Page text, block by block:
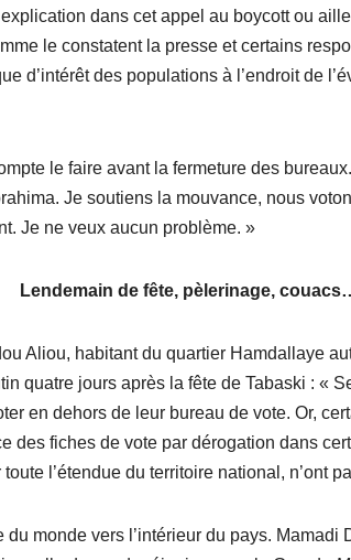
dans cet appel au boycott ou
le constatent la presse et certains
d’intérêt des populations à l’endroit de
le faire avant la fermeture des
Je soutiens la mouvance, nous
Je ne veux aucun problème. »
Lendemain de fête, pèlerinage,
Aliou, habitant du quartier Hamdallaye
quatre jours après la fête de Tabaski : «
en dehors de leur bureau de vote. Or,
des fiches de vote par dérogation dans
l’étendue du territoire national, n’ont
monde vers l’intérieur du pays. Mamadi